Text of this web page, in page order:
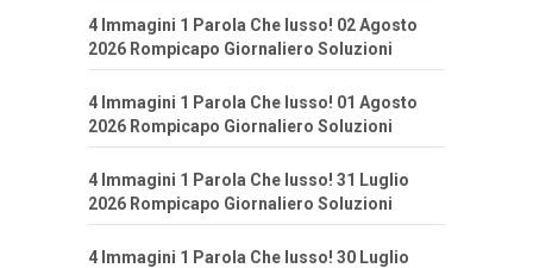
4 Immagini 1 Parola Che lusso! 02 Agosto
2026 Rompicapo Giornaliero Soluzioni
4 Immagini 1 Parola Che lusso! 01 Agosto
2026 Rompicapo Giornaliero Soluzioni
4 Immagini 1 Parola Che lusso! 31 Luglio
2026 Rompicapo Giornaliero Soluzioni
4 Immagini 1 Parola Che lusso! 30 Luglio